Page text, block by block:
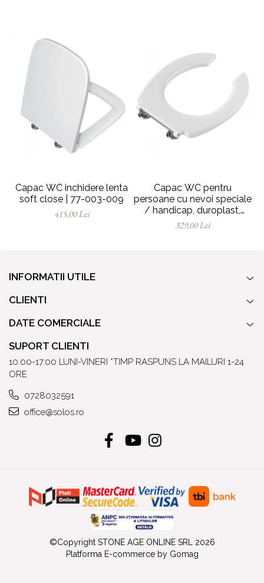
Capac WC inchidere lenta
soft close | 77-003-009
415,00 Lei
Capac WC pentru
persoane cu nevoi speciale
/ handicap, duroplast,
crossbar cu balamale
metalice, fixare de sus |
329,00 Lei
INFORMATII UTILE
CLIENTI
DATE COMERCIALE
SUPORT CLIENTI
10.00-17.00 LUNI-VINERI *TIMP RASPUNS LA MAILURI 1-24
ORE
0728032591
office@solos.ro
©Copyright STONE AGE ONLINE SRL 2026
Platforma E-commerce by Gomag